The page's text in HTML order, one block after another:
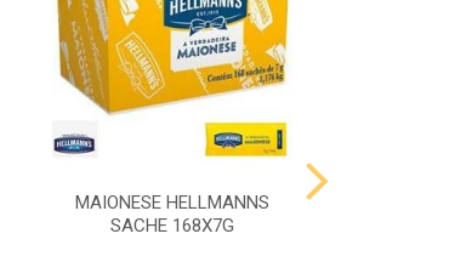
MAIONESE HELLMANNS
SACHE 168X7G